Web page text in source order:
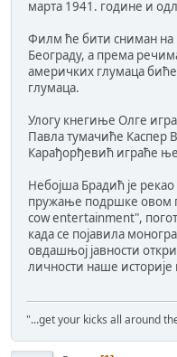
марта 1941. године и
Филм ће бити сниман на
Београду, а према
америчких глумаца
глумаца.
Улогу кнегиње Олге
Павла тумачиће Каспер
Карађорђевић играће
Небојша Брадић је
пружање подршке овом
cow entertainment",
када се појавила
овдашњој јавности
личности наше историје
"...get your kicks all around